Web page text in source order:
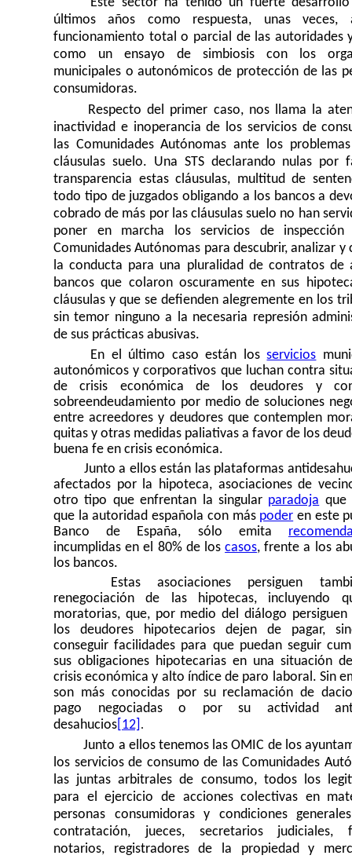
Este sector ha tenido un fuerte
últimos años como respuesta, unas veces,
funcionamiento total o parcial de las autoridades
como un ensayo de simbiosis con los
municipales o autonómicos de protección de las
consumidoras.
Respecto del primer caso, nos llama la
inactividad e inoperancia de los servicios de
las Comunidades Autónomas ante los
cláusulas suelo. Una STS declarando nulas por
transparencia estas cláusulas, multitud de
todo tipo de juzgados obligando a los bancos a
cobrado de más por las cláusulas suelo no han
poner en marcha los servicios de
Comunidades Autónomas para descubrir, analizar y
la conducta para una pluralidad de contratos de
bancos que colaron oscuramente en sus
cláusulas y que se defienden alegremente en los
sin temor ninguno a la necesaria represión
de sus prácticas abusivas.
En el último caso están losservicios
autonómicos y corporativos que luchan contra
de crisis económica de los deudores y
sobreendeudamiento por medio de soluciones
entre acreedores y deudores que contemplen
quitas y otras medidas paliativas a favor de los
buena fe en crisis económica.
Junto a ellos están las plataformas
afectados por la hipoteca, asociaciones de
otro tipo que enfrentan la singular paradoja que
que la autoridad española con más poder en este
Banco de España, sólo emita
incumplidas en el 80% de loscasos, frente a los
los bancos.
Estas asociaciones persiguen
renegociación de las hipotecas, incluyendo
moratorias, que, por medio del diálogo persiguen
los deudores hipotecarios dejen de pagar,
conseguir facilidades para que puedan seguir
sus obligaciones hipotecarias en una situación
crisis económica y alto índice de paro laboral. Sin
son más conocidas por su reclamación de
pago negociadas o por su actividad
desahucios [12] .
Junto a ellos tenemos las OMIC de los
los servicios de consumo de las Comunidades
las juntas arbitrales de consumo, todos los
para el ejercicio de acciones colectivas en
personas consumidoras y condiciones
contratación, jueces, secretarios judiciales,
notarios, registradores de la propiedad y